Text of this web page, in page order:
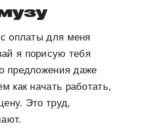
оплаты для меня
я порисую тебя
предложения даже
как начать работать,
Это труд,